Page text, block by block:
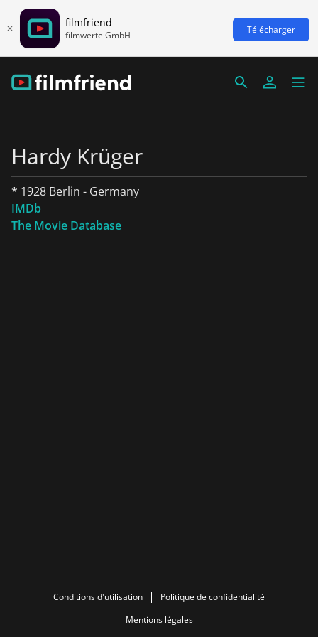
filmfriend
filmwerte GmbH Télécharger
Hardy Krüger
* 1928 Berlin - Germany
IMDb
The Movie Database
Conditions d'utilisation
Politique de confidentialité
Mentions légales